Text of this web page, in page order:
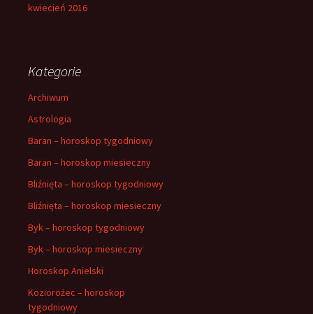
kwiecień 2016
Kategorie
Archiwum
Astrologia
Baran – horoskop tygodniowy
Baran – horoskop miesieczny
Bliźnięta – horoskop tygodniowy
Bliźnięta – horoskop miesieczny
Byk – horoskop tygodniowy
Byk – horoskop miesieczny
Horoskop Anielski
Koziorożec – horoskop
tygodniowy